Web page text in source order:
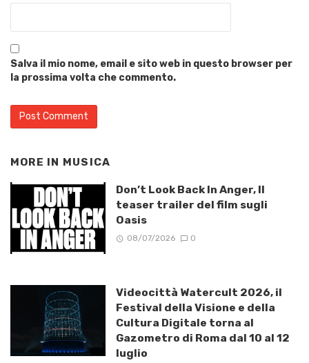
Salva il mio nome, email e sito web in questo browser per
la prossima volta che commento.
MORE IN MUSICA
Don’t Look Back In Anger, Il
teaser trailer del film sugli
Oasis
08/07/2026 0
Videocittà Watercult 2026, il
Festival della Visione e della
Cultura Digitale torna al
Gazometro di Roma dal 10 al 12
luglio